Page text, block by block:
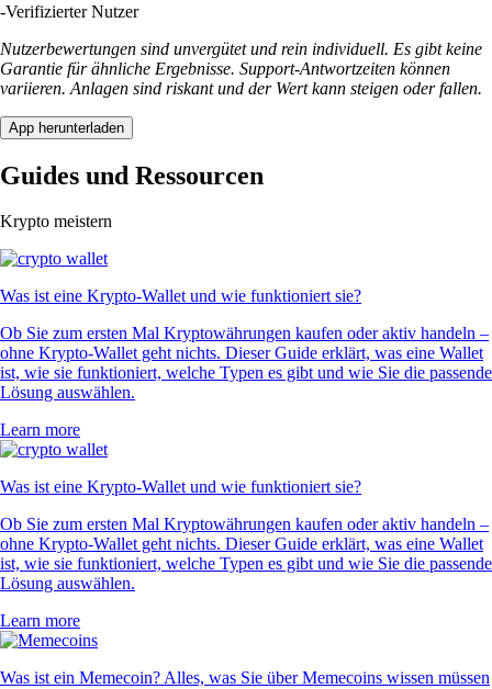
-Verifizierter Nutzer
Nutzerbewertungen sind unvergütet und rein individuell. Es gibt keine
Garantie für ähnliche Ergebnisse. Support-Antwortzeiten können
variieren. Anlagen sind riskant und der Wert kann steigen oder fallen.
App herunterladen
Guides und Ressourcen
Krypto meistern
Was ist eine Krypto-Wallet und wie funktioniert sie?
Ob Sie zum ersten Mal Kryptowährungen kaufen oder aktiv handeln –
ohne Krypto-Wallet geht nichts. Dieser Guide erklärt, was eine Wallet
ist, wie sie funktioniert, welche Typen es gibt und wie Sie die passende
Lösung auswählen.
Learn more
Was ist eine Krypto-Wallet und wie funktioniert sie?
Ob Sie zum ersten Mal Kryptowährungen kaufen oder aktiv handeln –
ohne Krypto-Wallet geht nichts. Dieser Guide erklärt, was eine Wallet
ist, wie sie funktioniert, welche Typen es gibt und wie Sie die passende
Lösung auswählen.
Learn more
Was ist ein Memecoin? Alles, was Sie über Memecoins wissen müssen